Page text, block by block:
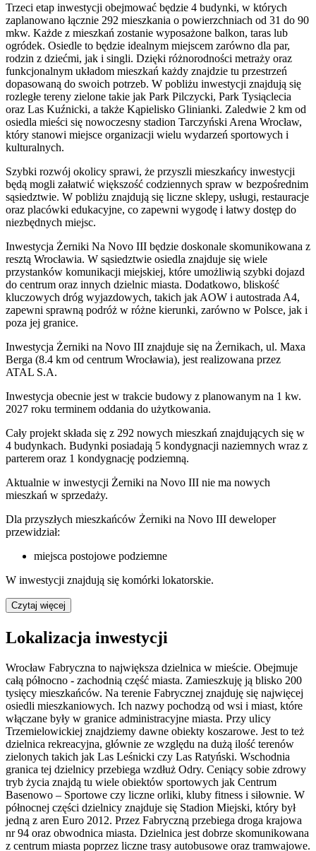
Trzeci etap inwestycji obejmować będzie 4 budynki, w których
zaplanowano łącznie 292 mieszkania o powierzchniach od 31 do 90
mkw. Każde z mieszkań zostanie wyposażone balkon, taras lub
ogródek. Osiedle to będzie idealnym miejscem zarówno dla par,
rodzin z dziećmi, jak i singli. Dzięki różnorodności metraży oraz
funkcjonalnym układom mieszkań każdy znajdzie tu przestrzeń
dopasowaną do swoich potrzeb. W pobliżu inwestycji znajdują się
rozległe tereny zielone takie jak Park Pilczycki, Park Tysiąclecia
oraz Las Kuźnicki, a także Kąpielisko Glinianki. Zaledwie 2 km od
osiedla mieści się nowoczesny stadion Tarczyński Arena Wrocław,
który stanowi miejsce organizacji wielu wydarzeń sportowych i
kulturalnych.
Szybki rozwój okolicy sprawi, że przyszli mieszkańcy inwestycji
będą mogli załatwić większość codziennych spraw w bezpośrednim
sąsiedztwie. W pobliżu znajdują się liczne sklepy, usługi, restauracje
oraz placówki edukacyjne, co zapewni wygodę i łatwy dostęp do
niezbędnych miejsc.
Inwestycja Żerniki Na Novo III będzie doskonale skomunikowana z
resztą Wrocławia. W sąsiedztwie osiedla znajduje się wiele
przystanków komunikacji miejskiej, które umożliwią szybki dojazd
do centrum oraz innych dzielnic miasta. Dodatkowo, bliskość
kluczowych dróg wyjazdowych, takich jak AOW i autostrada A4,
zapewni sprawną podróż w różne kierunki, zarówno w Polsce, jak i
poza jej granice.
Inwestycja Żerniki na Novo III znajduje się na Żernikach, ul. Maxa
Berga (8.4 km od centrum Wrocławia), jest realizowana przez
ATAL S.A.
Inwestycja obecnie jest w trakcie budowy z planowanym na 1 kw.
2027 roku terminem oddania do użytkowania.
Cały projekt składa się z 292 nowych mieszkań znajdujących się w
4 budynkach. Budynki posiadają 5 kondygnacji naziemnych wraz z
parterem oraz 1 kondygnację podziemną.
Aktualnie w inwestycji Żerniki na Novo III nie ma nowych
mieszkań w sprzedaży.
Dla przyszłych mieszkańców Żerniki na Novo III deweloper
przewidział:
miejsca postojowe podziemne
W inwestycji znajdują się komórki lokatorskie.
Czytaj więcej
Lokalizacja inwestycji
Wrocław Fabryczna to największa dzielnica w mieście. Obejmuje
całą północno - zachodnią część miasta. Zamieszkuję ją blisko 200
tysięcy mieszkańców. Na terenie Fabrycznej znajduję się najwięcej
osiedli mieszkaniowych. Ich nazwy pochodzą od wsi i miast, które
włączane były w granice administracyjne miasta. Przy ulicy
Trzemielowickiej znajdziemy dawne obiekty koszarowe. Jest to też
dzielnica rekreacyjna, głównie ze względu na dużą ilość terenów
zielonych takich jak Las Leśnicki czy Las Ratyński. Wschodnia
granica tej dzielnicy przebiega wzdłuż Odry. Ceniący sobie zdrowy
tryb życia znajdą tu wiele obiektów sportowych jak Centrum
Basenowo – Sportowe czy liczne orliki, kluby fitness i siłownie. W
północnej części dzielnicy znajduje się Stadion Miejski, który był
jedną z aren Euro 2012. Przez Fabryczną przebiega droga krajowa
nr 94 oraz obwodnica miasta. Dzielnica jest dobrze skomunikowana
z centrum miasta poprzez liczne trasy autobusowe oraz tramwajowe.